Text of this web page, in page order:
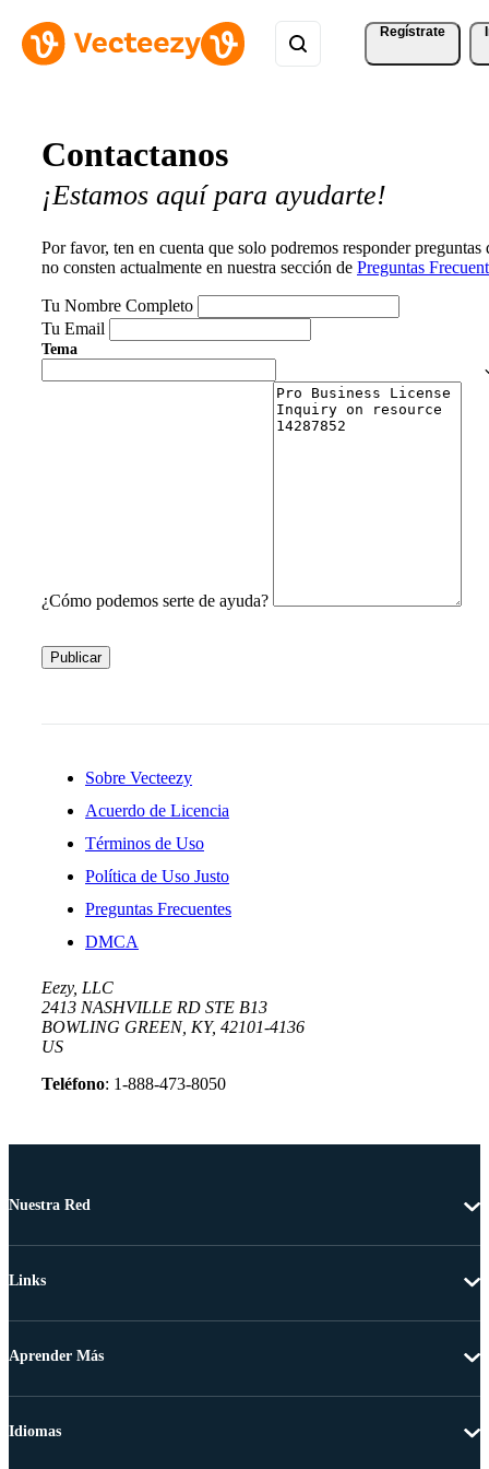
Regístrate
Contactanos
¡Estamos aquí para ayudarte!
Por favor, ten en cuenta que solo podremos responder preguntas
no consten actualmente en nuestra sección de Preguntas
Tu Nombre Completo
Tu Email
Tema
¿Cómo podemos serte de ayuda?
Publicar
Sobre Vecteezy
Acuerdo de Licencia
Términos de Uso
Política de Uso Justo
Preguntas Frecuentes
DMCA
Eezy, LLC
2413 NASHVILLE RD STE B13
BOWLING GREEN, KY, 42101-4136
US
Teléfono: 1-888-473-8050
Nuestra Red
Links
Aprender Más
Idiomas